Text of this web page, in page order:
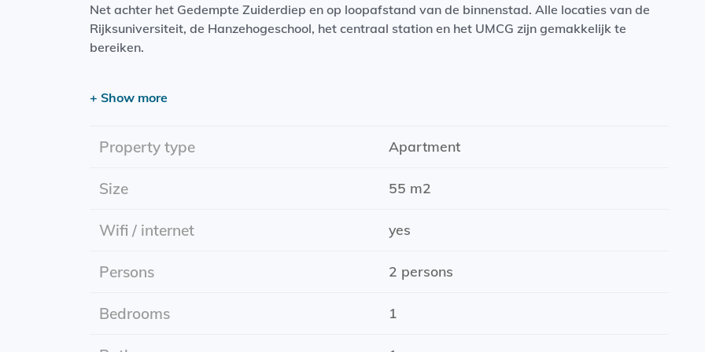
Net achter het Gedempte Zuiderdiep en op loopafstand van de binnenstad. Alle locaties van de
Rijksuniversiteit, de Hanzehogeschool, het centraal station en het UMCG zijn gemakkelijk te
bereiken.
appartement heeft een praktische en sfeervolle indeling. Met hoge ramen; een tweede verdieping
waaronder een vaatwasser; koelkast met vriesvak; combi magnetron en een inductiekookplaat.
De royale en luxe badkamer is voorzien van een inloopdouche en toilet. Het woongedeelte bevindt
zich op de eerste etage. Op de begane grond is een ruime slaapkamer g...
+ Show more
Property type Apartment
Size 55 m2
Wifi / internet yes
Persons 2 persons
Bedrooms 1